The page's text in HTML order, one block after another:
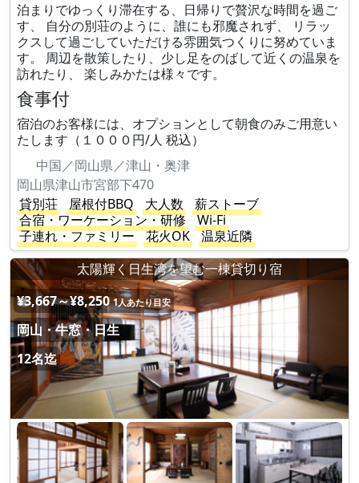
泊まりでゆっくり滞在する、日帰りで贅沢な時間を過ご
す、 自分の別荘のように、誰にも邪魔されず、 リラッ
クスして過ごしていただける雰囲気つくりに努めていま
す。 周辺を散策したり、少し足をのばして近くの温泉を
訪れたり、 楽しみかたは様々です。
食事付
宿泊のお客様には、オプションとして朝食のみご用意い
たします（１０００円/人 税込）
中国／岡山県／津山・奥津
岡山県津山市宮部下470
貸別荘
屋根付BBQ 大人数
薪ストーブ
合宿・ワーケーション・研修
Wi-Fi
子連れ・ファミリー
花火OK
温泉近隣
太陽輝く日生湾を望む一棟貸切り宿
¥3,667～¥8,250 1人あたり目安
岡山・牛窓・日生
12名迄